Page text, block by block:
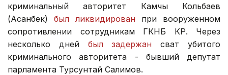
криминальный авторитет Камчы Кольбаев
(Асанбек) был ликвидирован при вооруженном
сопротивлении сотрудникам ГКНБ КР. Через
несколько дней был задержан сват убитого
криминального авторитета - бывший депутат
парламента Турсунтай Салимов.